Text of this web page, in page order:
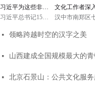
起中国，就会想起
万里长城；提起中
华文明，也会想起
长江、黄河等都是
中华民族的重要象
神的重要标志。我
们一定要重视历史
生生不息的根脉。
（文字记者：张晓
他强调，对优
统文化的传承弘
要给予支持和
国粹。敦煌文化
示了中华民族
自信的文明才
保持自己特色
成果。今天我
铸就中华文化
习近平为这些非遗
项目点赞
习近平总书记15日
察调研。在赤峰博
物馆，习近平了解
诗《格萨（斯）
尔》非物质文化遗
谈。
文化工作者深
众才能有“生
活”——记汉中
汉中市南郑区
西8公里处，这
沟沟里的小村子
在这几年在村
貌方面发生了
些成绩，得益
地政府和各级
넷 领略跨越时空的汉字之美
넷 山西建成全国规模最大的
넷 北京石景山：公共文化服务